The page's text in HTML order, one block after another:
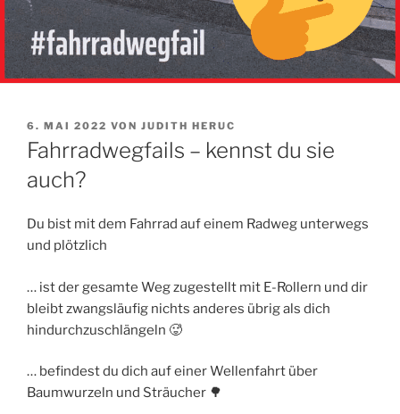
VERÖFFENTLICHT
AM
6. MAI 2022 VON JUDITH HERUC
Fahrradwegfails – kennst du sie
auch?
Du bist mit dem Fahrrad auf einem Radweg unterwegs
und plötzlich
… ist der gesamte Weg zugestellt mit E-Rollern und dir
bleibt zwangsläufig nichts anderes übrig als dich
hindurchzuschlängeln 🥵
… befindest du dich auf einer Wellenfahrt über
Baumwurzeln und Sträucher 🌳